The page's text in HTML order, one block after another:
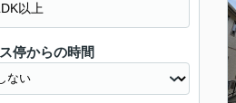
以上
停からの時間